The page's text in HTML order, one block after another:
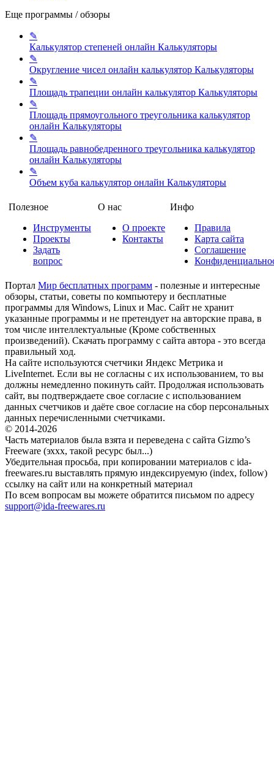
Еще программы / обзоры
✎
Калькулятор степеней онлайн Калькуляторы
✎
Округление чисел онлайн калькулятор Калькуляторы
✎
Площадь трапеции онлайн калькулятор Калькуляторы
✎
Площадь прямоугольного треугольника калькулятор
онлайн Калькуляторы
✎
Площадь равнобедренного треугольника калькулятор
онлайн Калькуляторы
✎
Объем куба калькулятор онлайн Калькуляторы
Полезное
Инструменты
Проекты
Задать
вопрос
О нас
О проекте
Контакты
Инфо
Правила
Карта сайта
Соглашение
Портал Мир бесплатных программ - полезные и интересные
обзоры, статьи, советы по компьютеру и бесплатные
программы для Windows, Linux и Mac. Сайт не хранит
указанные программы и не претендует на авторские права, в
том числе интеллектуальные (Кроме собственных
произведений). Скачать программу с сайта автора - это всегда
правильный ход.
На сайте используются счетчики Яндекс Метрика и
LiveInternet. Если вы не согласны с их использованием, то вы
должны немедленно покинуть сайт. Продолжая использовать
сайт, вы подтверждаете свое согласие с использованием
данных счетчиков и даёте свое согласие на сбор персональных
данных перечисленными счетчиками.
© 2014-2026
Часть материалов была взята и переведена с сайта Gizmo’s
Freeware (эххх, такой ресурс был...)
Убедительная просьба, при копировании материалов с ida-
freewares.ru выставлять прямую индексируемую (index, follow)
ссылку на сайт или на конкретный материал
По всем вопросам вы можете обратится письмом по адресу
support@ida-freewares.ru